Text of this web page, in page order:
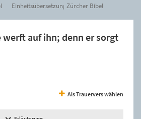
Einheitsübersetzung Zürcher Bibel
werft auf ihn; denn er sorgt
Als Trauervers wählen